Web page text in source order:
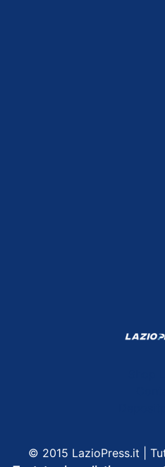
© 2015 LazioPress.it |